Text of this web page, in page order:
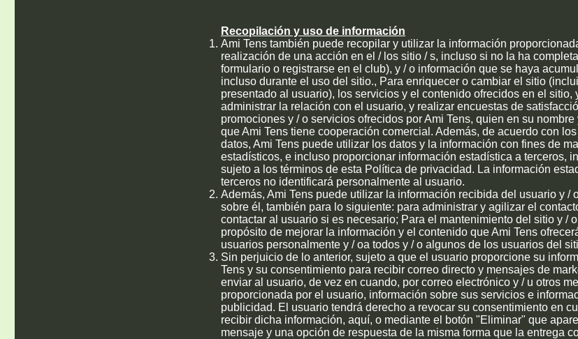
Recopilación y uso de información
Ami Tens también puede recopilar y utilizar la información
realización de una acción en el / los sitio / s, incluso si no la ha
formulario o registrarse en el club), y / o información que se haya
incluso durante el uso del sitio., Para enriquecer o cambiar el sitio
presentado al usuario), los servicios y el contenido ofrecidos en el sitio,
administrar la relación con el usuario, y realizar encuestas de
promociones y / o servicios ofrecidos por Ami Tens, quien en su
que Ami Tens tiene cooperación comercial. Además, de acuerdo con
datos, Ami Tens puede utilizar los datos y la información con fines de
estadísticos, e incluso proporcionar información estadística a terceros,
sujeto a los términos de esta Política de privacidad. La información
terceros no identificará personalmente al usuario.
Además, Ami Tens puede utilizar la información recibida del usuario y /
sobre él, también para lo siguiente: para administrar y agilizar el
contactar al usuario si es necesario; Para el mantenimiento del sitio y /
propósito de mejorar la información y el contenido que Ami Tens
usuarios personalmente y / oa todos y / o algunos de los usuarios del
Sin perjuicio de lo anterior, sujeto a que el usuario proporcione su
Tens y su consentimiento para recibir correo directo y mensajes de
enviar al usuario, de vez en cuando, por correo electrónico y / u otros
proporcionada por el usuario, información sobre sus servicios e
publicidad. El usuario tendrá derecho a revocar su consentimiento en
recibir dicha información, aquí, o mediante el botón "Eliminar" que
mensaje y una opción de respuesta de la misma forma que la entrega